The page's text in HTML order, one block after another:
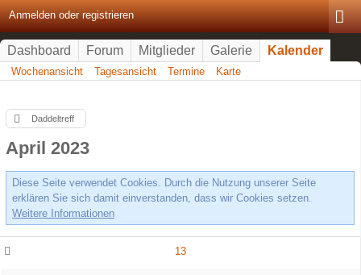
Anmelden oder registrieren
Dashboard Forum Mitglieder Galerie Kalender
Wochenansicht Tagesansicht Termine Karte
Daddeltreff
April 2023
Diese Seite verwendet Cookies. Durch die Nutzung unserer Seite
erklären Sie sich damit einverstanden, dass wir Cookies setzen.
Weitere Informationen
13